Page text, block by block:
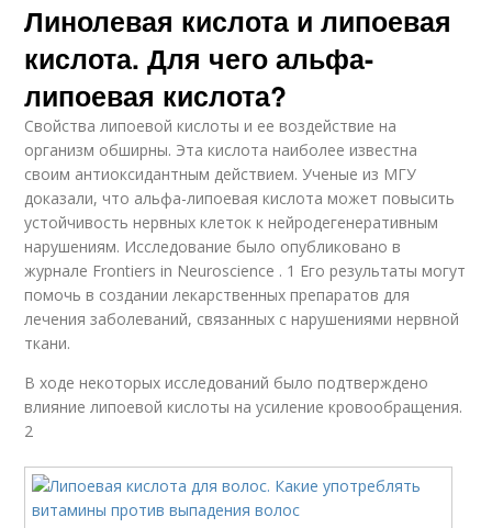
конъюгированной
линолевой
похудения
Кислота в
бодибилдинге
Кислота для печени
Кислота для лица Кислоты для лица
Линолевая кислота и липоевая
кислота. Для чего альфа-
липоевая кислота?
Свойства липоевой кислоты и ее воздействие на
организм обширны. Эта кислота наиболее известна
своим антиоксидантным действием. Ученые из МГУ
доказали, что альфа-липоевая кислота может повысить
устойчивость нервных клеток к нейродегенеративным
нарушениям. Исследование было опубликовано в
журнале Frontiers in Neuroscience . 1 Его результаты могут
помочь в создании лекарственных препаратов для
лечения заболеваний, связанных с нарушениями нервной
ткани.
В ходе некоторых исследований было подтверждено
влияние липоевой кислоты на усиление кровообращения.
2